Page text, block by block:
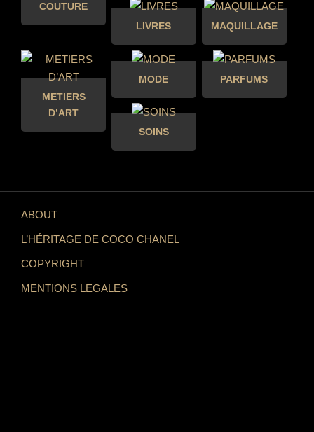
COUTURE
LIVRES MAQUILLAGE
METIERS
D’ART
MODE PARFUMS
SOINS
ABOUT
L’HÉRITAGE DE COCO CHANEL
COPYRIGHT
MENTIONS LEGALES